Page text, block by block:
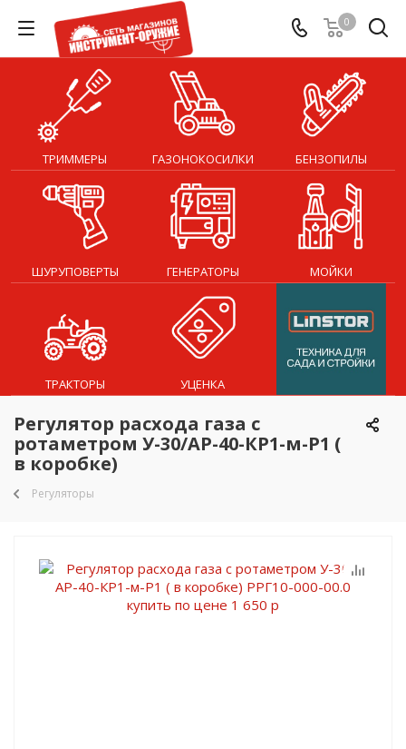
0
ТРИММЕРЫ ГАЗОНОКОСИЛКИ БЕНЗОПИЛЫ
ШУРУПОВЕРТЫ ГЕНЕРАТОРЫ МОЙКИ
ТРАКТОРЫ УЦЕНКА
Регулятор расхода газа с
ротаметром У-30/АР-40-КР1-м-Р1 (
в коробке)
Регуляторы